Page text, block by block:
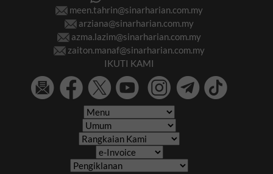
meen.tahrin@sinarharian.com.my
arziana@sinarharian.com.my
azma.lazim@sinarharian.com.my
zaiton.manaf@sinarharian.com.my
IKUTI KAMI